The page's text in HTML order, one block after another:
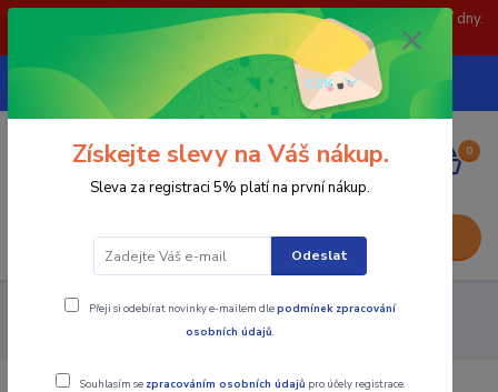
POZOR: 31.7 , 3.8 a 5.8- zavřeno. objednávky odešleme následující dny.
Děkujeme za pochopení.
CZK
739252246
(Po-Pá, 8-15 hod.)
0
0,00 Kč
Nástroje - Kovoobrábění
Vyměnitelné břitové destičky
Výměnná břitová destička CCMT
Získejte slevy na Váš nákup.
Sleva za registraci 5% platí na první nákup.
Odeslat
Přeji si odebírat novinky e-mailem dlepodmínek zpracování
osobních údajů.
Souhlasím se zpracováním osobních údajů pro účely registrace.